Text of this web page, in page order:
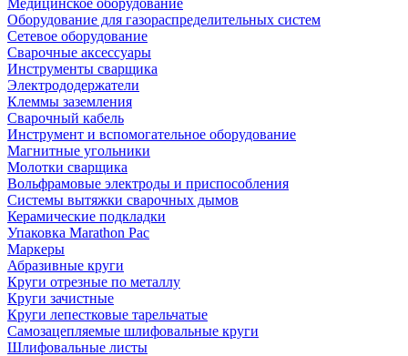
Медицинское оборудование
Оборудование для газораспределительных систем
Сетевое оборудование
Сварочные аксессуары
Инструменты сварщика
Электрододержатели
Клеммы заземления
Сварочный кабель
Инструмент и вспомогательное оборудование
Магнитные угольники
Молотки сварщика
Вольфрамовые электроды и приспособления
Системы вытяжки сварочных дымов
Керамические подкладки
Упаковка Marathon Pac
Маркеры
Абразивные круги
Круги отрезные по металлу
Круги зачистные
Круги лепестковые тарельчатые
Самозацепляемые шлифовальные круги
Шлифовальные листы